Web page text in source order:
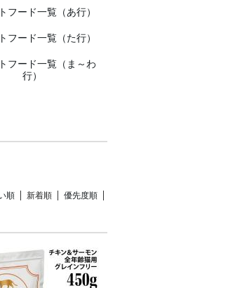
フード一覧（あ行）
フード一覧（た行）
フード一覧（ま～わ
行）
順 新着順 優先度順